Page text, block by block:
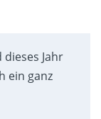
Jahr
ein ganz